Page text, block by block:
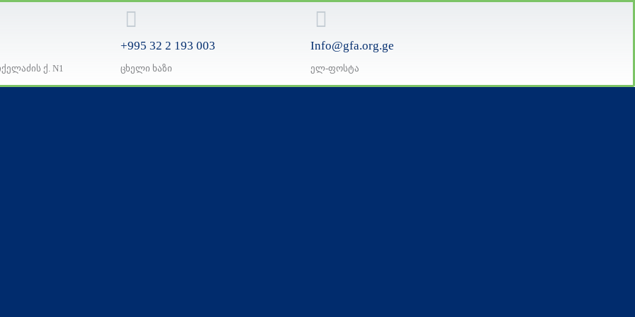
ქ. N1
+995 32 2 193 003
ცხელი ხაზი
Info@gfa.org.ge
ელ-ფოსტა